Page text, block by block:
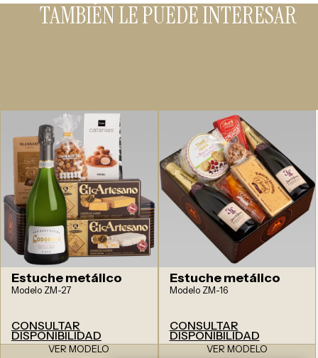
TAMBIÉN LE PUEDE INTERESAR
Estuche metálico
Modelo ZM-27
CONSULTAR
DISPONIBILIDAD
VER MODELO
Estuche metálico
Modelo ZM-16
CONSULTAR
DISPONIBILIDAD
VER MODELO